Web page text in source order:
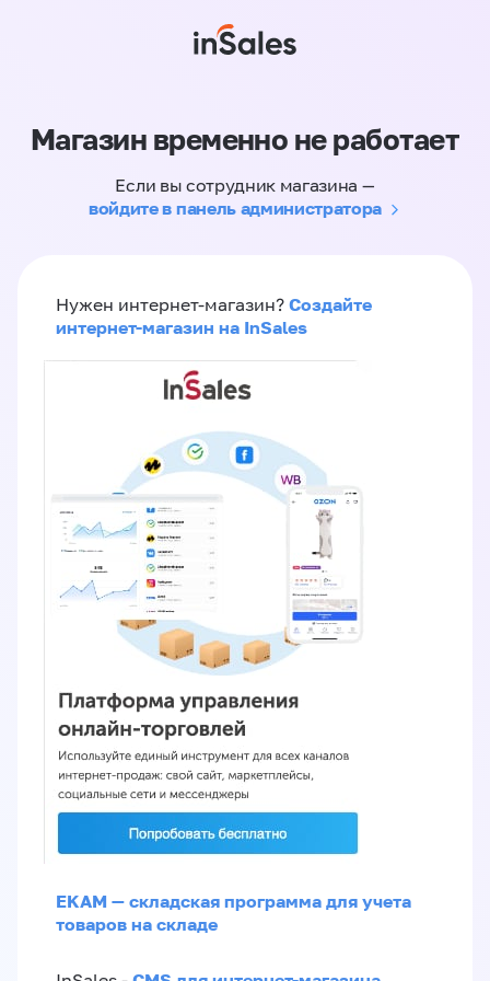
Магазин временно не работает
Если вы сотрудник магазина —
войдите в панель администратора
Нужен интернет-магазин? Создайте
интернет-магазин на InSales
EKAM — складская программа для учета
товаров на складе